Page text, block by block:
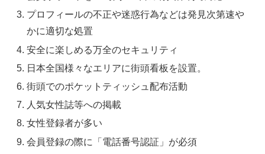
プロフィールの不正や迷惑行為などは発見次第速や
かに適切な処置
安全に楽しめる万全のセキュリティ
日本全国様々なエリアに街頭看板を設置。
街頭でのポケットティッシュ配布活動
人気女性誌等への掲載
女性登録者が多い
会員登録の際に「電話番号認証」が必須